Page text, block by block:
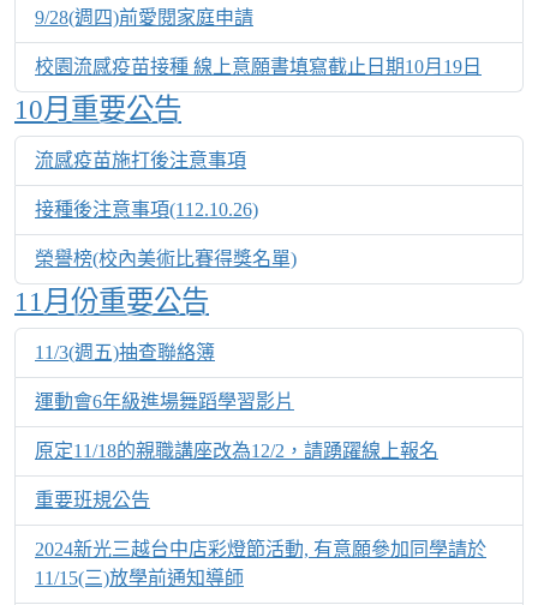
9/28(週四)前愛閱家庭申請
校園流感疫苗接種 線上意願書填寫截止日期10月19日
10月重要公告
流感疫苗施打後注意事項
接種後注意事項(112.10.26)
榮譽榜(校內美術比賽得獎名單)
11月份重要公告
11/3(週五)抽查聯絡簿
運動會6年級進場舞蹈學習影片
原定11/18的親職講座改為12/2，請踴躍線上報名
重要班規公告
2024新光三越台中店彩燈節活動, 有意願參加同學請於
11/15(三)放學前通知導師